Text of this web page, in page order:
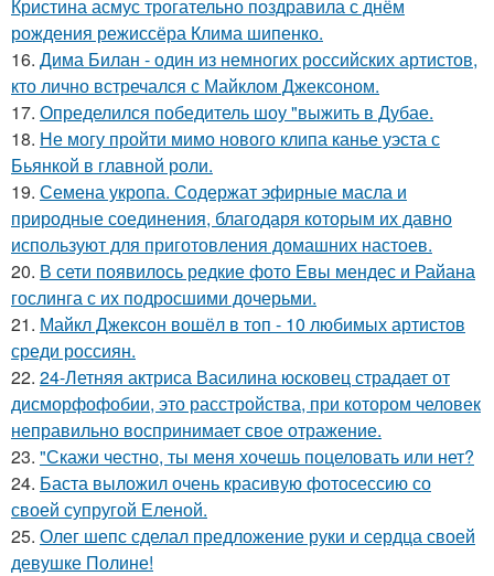
Кристина асмус трогательно поздравила с днём
рождения режиссёра Клима шипенко.
16. Дима Билан - один из немногих российских артистов,
кто лично встречался с Майклом Джексоном.
17. Определился победитель шоу "выжить в Дубае.
18. Не могу пройти мимо нового клипа канье уэста с
Бьянкой в главной роли.
19. Семена укропа. Содержат эфирные масла и
природные соединения, благодаря которым их давно
используют для приготовления домашних настоев.
20. В сети появилось редкие фото Евы мендес и Райана
гослинга с их подросшими дочерьми.
21. Майкл Джексон вошёл в топ - 10 любимых артистов
среди россиян.
22. 24-Летняя актриса Василина юсковец страдает от
дисморфофобии, это расстройства, при котором человек
неправильно воспринимает свое отражение.
23. "Скажи честно, ты меня хочешь поцеловать или нет?
24. Баста выложил очень красивую фотосессию со
своей супругой Еленой.
25. Олег шепс сделал предложение руки и сердца своей
девушке Полине!